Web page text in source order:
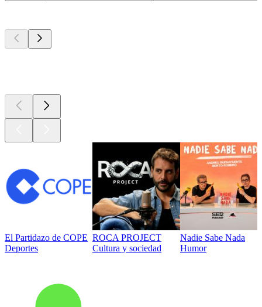
El Partidazo de COPE
Deportes
ROCA PROJECT
Cultura y sociedad
Nadie Sabe Nada
Humor